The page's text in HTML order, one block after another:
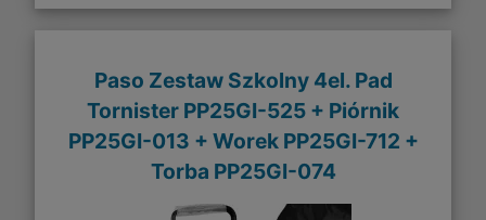
Paso Zestaw Szkolny 4el. Pad
Tornister PP25GI-525 + Piórnik
PP25GI-013 + Worek PP25GI-712 +
Torba PP25GI-074